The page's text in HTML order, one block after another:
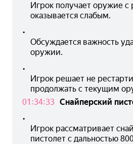
Игрок получает оружие с
оказывается слабым.
Обсуждается важность
оружии.
Игрок решает не
продолжать с текущим
01:34:33 Снайперский
Игрок рассматривает
пистолет с дальностью